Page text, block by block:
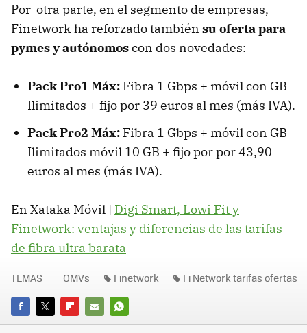
Por otra parte, en el segmento de empresas,
Finetwork ha reforzado también su oferta para
pymes y autónomoscon dos novedades:
Pack Pro1 Máx: Fibra 1 Gbps + móvil con GB
Ilimitados + fijo por 39 euros al mes (más IVA).
Pack Pro2 Máx: Fibra 1 Gbps + móvil con GB
Ilimitados móvil 10 GB + fijo por por 43,90
euros al mes (más IVA).
En Xataka Móvil | Digi Smart, Lowi Fit y
Finetwork: ventajas y diferencias de las tarifas
de fibra ultra barata
FACEBOOK
TWITTERFLIPBOARD
E-
WHATSAPP
TEMAS OMVs Finetwork Fi Network tarifas ofertas